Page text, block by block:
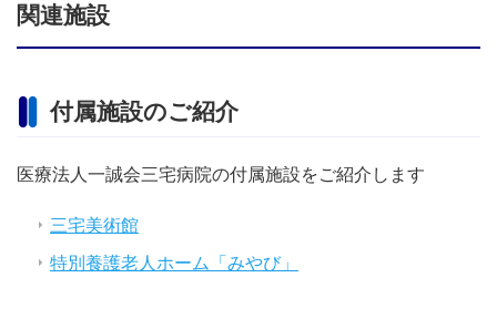
関連施設
付属施設のご紹介
医療法人一誠会三宅病院の付属施設をご紹介します
三宅美術館
特別養護老人ホーム「みやび」